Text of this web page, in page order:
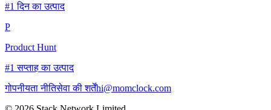
#1 दिन का उत्पाद
P
Product Hunt
#1 सप्ताह का उत्पाद
गोपनीयता नीतिसेवा की शर्तेंhi@momclock.com